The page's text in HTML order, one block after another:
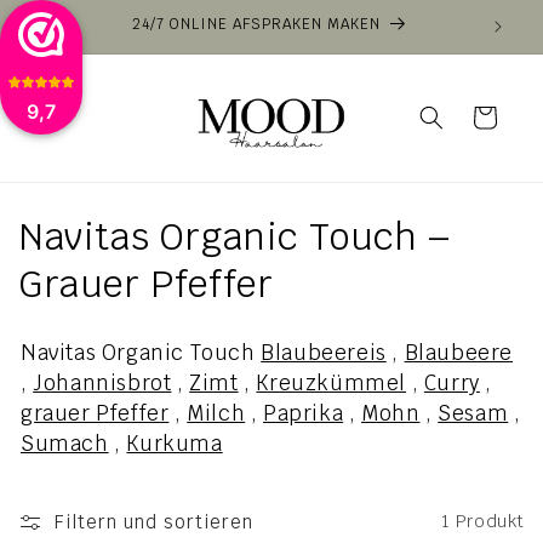
9,7
Direkt
zum
Inhalt
24/7 ONLINE AFSPRAKEN MAKEN
Warenkorb
K
a
e
g
r
Navitas Organic Touch –
Grauer Pfeffer
Navitas Organic Touch Blaubeereis , Blaubeere
,Johannisbrot , Zimt , Kreuzkümmel , Curry ,
grauer Pfeffer , Milch , Paprika , Mohn , Sesam ,
Sumach , Kurkuma
Filtern und sortieren 1 Produkt